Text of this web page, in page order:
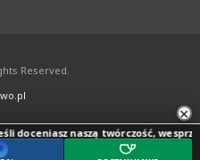
Reserved.
×
naszą twórczość, wesprzyj